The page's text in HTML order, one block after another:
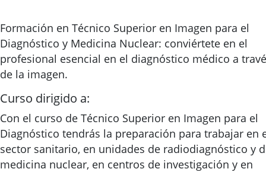
Formación en Técnico Superior en Imagen para el
Diagnóstico y Medicina Nuclear: conviértete en el
profesional esencial en el diagnóstico médico a
de la imagen.
Curso dirigido a:
Con el curso de Técnico Superior en Imagen para el
Diagnóstico tendrás la preparación para trabajar en
sector sanitario, en unidades de radiodiagnóstico y
medicina nuclear, en centros de investigación y en